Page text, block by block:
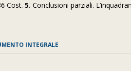
Cost.5. Conclusioni parziali.
INTEGRALE